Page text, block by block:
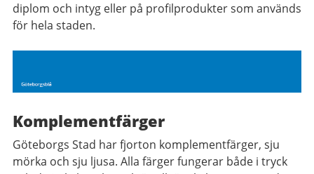
diplom och intyg eller på profilprodukter som används
för hela staden.
Komplementfärger
Göteborgs Stad har fjorton komplementfärger, sju
mörka och sju ljusa. Alla färger fungerar både i tryck